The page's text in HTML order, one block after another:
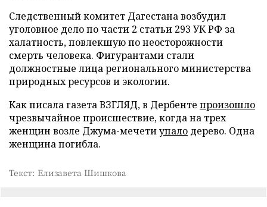
Следственный комитет Дагестана возбудил
уголовное дело по части 2 статьи 293 УК РФ за
халатность, повлекшую по неосторожности
смерть человека. Фигурантами стали
должностные лица регионального министерства
природных ресурсов и экологии.
Как писала газета ВЗГЛЯД, в Дербенте произошло
чрезвычайное происшествие, когда на трех
женщин возле Джума-мечетиупало дерево. Одна
женщина погибла.
Текст: Елизавета Шишкова